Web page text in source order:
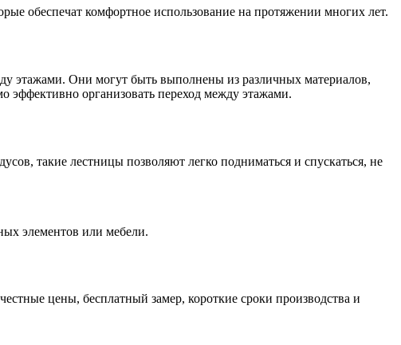
обеспечат комфортное использование на протяжении многих лет.
этажами. Они могут быть выполнены из различных материалов,
эффективно организовать переход между этажами.
такие лестницы позволяют легко подниматься и спускаться, не
элементов или мебели.
цены, бесплатный замер, короткие сроки производства и